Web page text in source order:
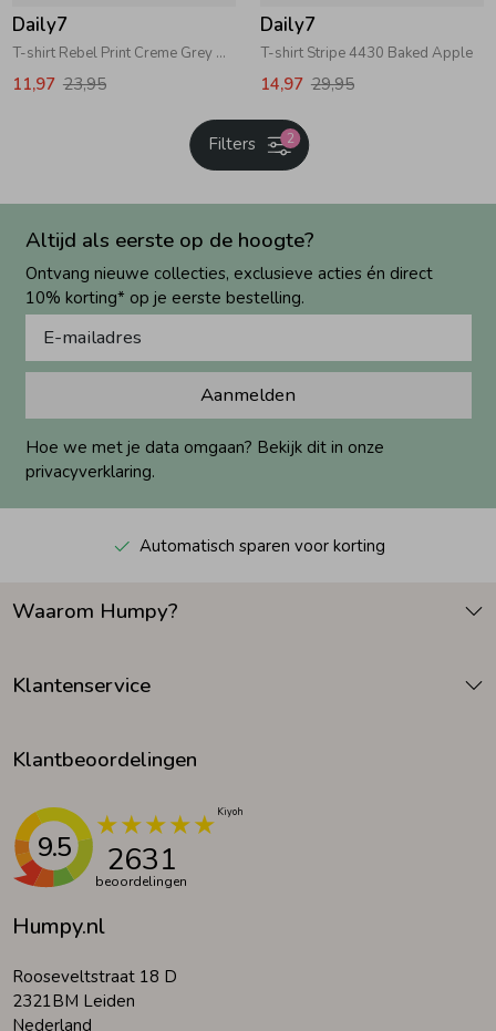
Daily7
T-shirt Rebel Print Creme Grey Melange
11,97 23,95
Daily7
T-shirt Stripe 4430 Baked Apple
14,97 29,95
2
Filters
Altijd als eerste op de hoogte?
Ontvang nieuwe collecties, exclusieve acties én direct
10% korting* op je eerste bestelling.
Aanmelden
Hoe we met je data omgaan? Bekijk dit in onze
privacyverklaring.
Automatisch sparen voor korting
Humpy.nl
Rooseveltstraat 18 D
2321BM Leiden
Nederland
Waarom Humpy?
Klantenservice
Klantbeoordelingen
9.5 2631
beoordelingen